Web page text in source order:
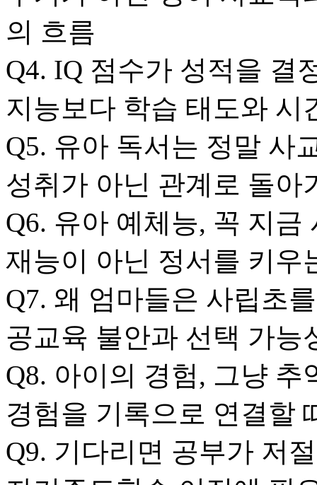
의 흐름
Q4. IQ 점수가 성적을 결
지능보다 학습 태도와 시
Q5. 유아 독서는 정말 사
성취가 아닌 관계로 돌아
Q6. 유아 예체능, 꼭 지금
재능이 아닌 정서를 키우
Q7. 왜 엄마들은 사립초
공교육 불안과 선택 가능
Q8. 아이의 경험, 그냥 추
경험을 기록으로 연결할
Q9. 기다리면 공부가 저